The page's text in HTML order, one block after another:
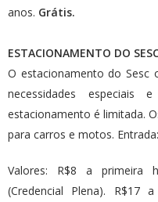
anos. Grátis.
ESTACIONAMENTO DO
O estacionamento do Sesc
necessidades especiais
estacionamento é limitada.
para carros e motos.
Valores: R$8 a primeira
(Credencial Plena).